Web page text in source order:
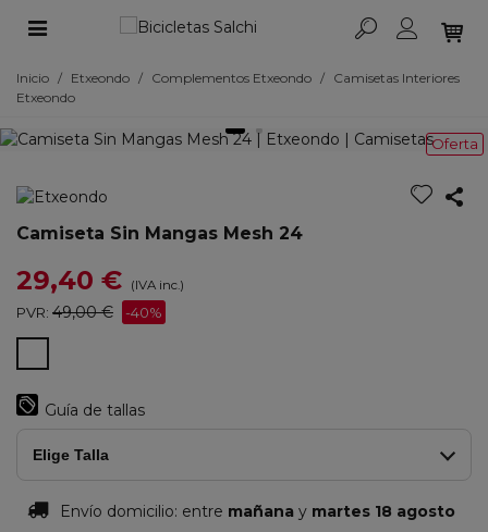
Inicio / Etxeondo / Complementos Etxeondo / Camisetas Interiores
Etxeondo
Oferta
Camiseta Sin Mangas Mesh 24
29,40 € (IVA inc.)
PVR: 49,00 € -40%
Guía de tallas
Elige Talla
Envío domicilio: entre mañana y martes 18 agosto